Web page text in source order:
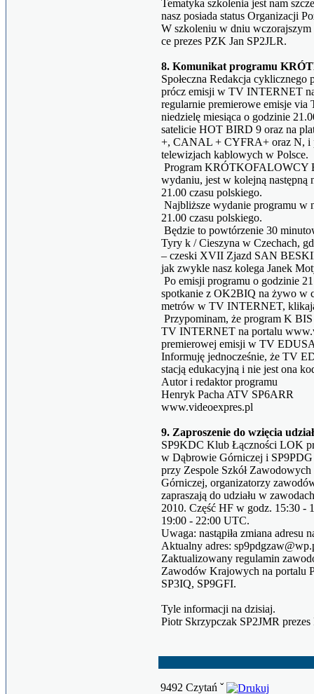
Tematyka szkolenia jest nam
nasz posiada status Organizacji
W szkoleniu w dniu
ce prezes PZK Jan SP2JLR.
8. Komunikat programu
Społeczna Redakcja
prócz emisji w TV INTERNET
regularnie premierowe emisje
niedzielę miesiąca o godzinie
satelicie HOT BIRD 9 oraz na
+, CANAL + CYFRA+ oraz N, i
telewizjach kablowych w Polsce.
Program KRÓTKOFALOWCY
wydaniu, jest w kolejną następną
21.00 czasu polskiego.
Najbliższe wydanie programu w
21.00 czasu polskiego.
Będzie to powtórzenie 30
Tyry k / Cieszyna w Czechach,
– czeski XVII Zjazd SAN
jak zwykle nasz kolega Janek
Po emisji programu o godzinie
spotkanie z OK2BIQ na żywo w
metrów w TV INTERNET,
Przypominam, że program K
TV INTERNET na portalu
premierowej emisji w TV
Informuję jednocześnie, że TV
stacją edukacyjną i nie jest ona
Autor i redaktor programu
Henryk Pacha ATV SP6ARR
www.videoexpres.pl
9. Zaproszenie do wzięcia
SP9KDC Klub Łączności LOK
w Dąbrowie Górniczej i
przy Zespole Szkół
Górniczej, organizatorzy
zapraszają do udziału w
2010. Część HF w godz. 15:30 -
19:00 - 22:00 UTC.
Uwaga: nastąpiła zmiana adresu
Aktualny adres:
Zaktualizowany regulamin
Zawodów Krajowych na portalu
SP3IQ, SP9GFI.
Tyle informacji na dzisiaj.
Piotr Skrzypczak SP2JMR
9492 Czytań ˇ